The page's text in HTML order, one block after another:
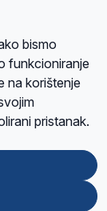
Family of
članica, među
Pravila privatnosti
sustavom
bismo
funkcioniranje
na korištenje
pristanak.